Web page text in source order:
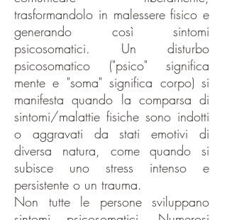
trasformandolo in malessere fisico e
generando così sintomi
psicosomatici. Un disturbo
psicosomatico ("psico" significa
mente e "soma" significa corpo) si
manifesta quando la comparsa di
sintomi/malattie fisiche sono indotti
o aggravati da stati emotivi di
diversa natura, come quando si
subisce uno stress intenso e
persistente o un trauma.
Non tutte le persone sviluppano